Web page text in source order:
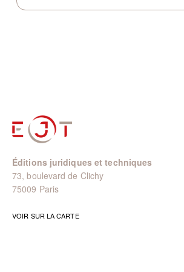
Éditions juridiques et techniques
73, boulevard de Clichy
75009 Paris
VOIR SUR LA CARTE